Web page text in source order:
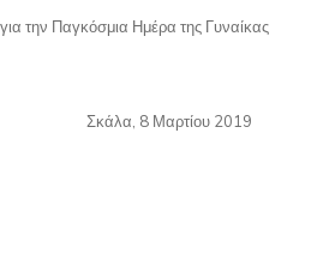
την Παγκόσμια Ημέρα της Γυναίκας
2019